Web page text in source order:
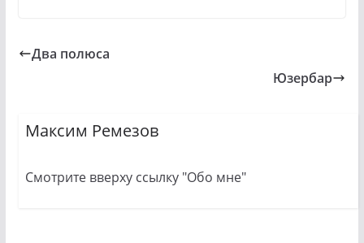
Два полюса
Юзербар
Максим Ремезов
Смотрите вверху ссылку "Обо мне"